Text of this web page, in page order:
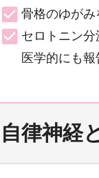
骨格のゆが
セロトニン
医学的にも
自律神経